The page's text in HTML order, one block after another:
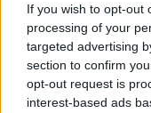
If you wish to opt-out
processing of your
targeted advertising
section to confirm
opt-out request is
interest-based ads
POTREBBE